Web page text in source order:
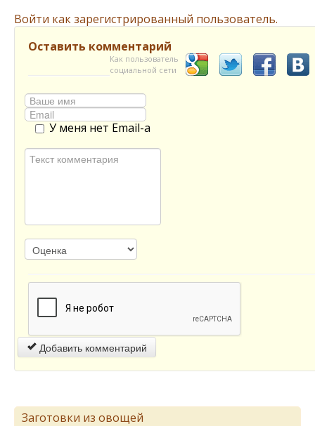
Войти как зарегистрированный пользователь.
Оставить комментарий
Как пользователь
социальной сети
У меня нет Email-а
Добавить комментарий
Заготовки из овощей